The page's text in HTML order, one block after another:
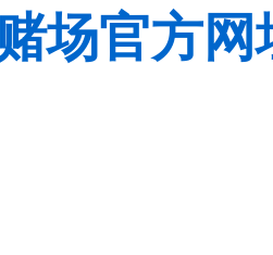
场官方网